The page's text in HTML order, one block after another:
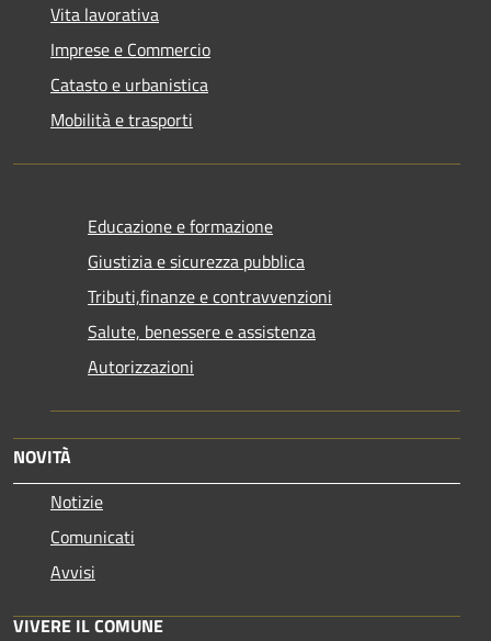
Vita lavorativa
Imprese e Commercio
Catasto e urbanistica
Mobilità e trasporti
Educazione e formazione
Giustizia e sicurezza pubblica
Tributi,finanze e contravvenzioni
Salute, benessere e assistenza
Autorizzazioni
NOVITÀ
Notizie
Comunicati
Avvisi
VIVERE IL COMUNE